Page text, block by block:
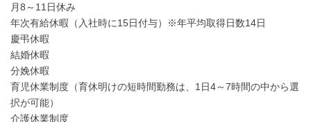
月8～11日休み
年次有給休暇（入社時に15日付与）※年平均取得日数14日
慶弔休暇
結婚休暇
分娩休暇
育児休業制度（育休明けの短時間勤務は、1日4～7時間の中から選
択が可能）
介護休業制度